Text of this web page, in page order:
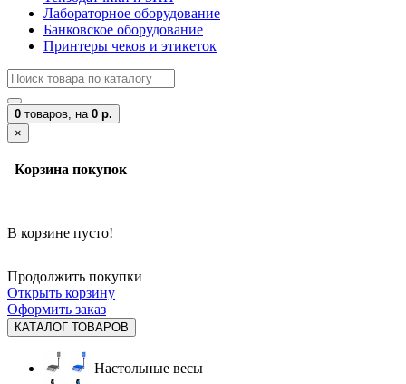
Лабораторное оборудование
Банковское оборудование
Принтеры чеков и этикеток
0 товаров, на 0 р.
×
Корзина покупок
В корзине пусто!
Продолжить покупки
Открыть корзину
Оформить заказ
КАТАЛОГ ТОВАРОВ
Настольные весы